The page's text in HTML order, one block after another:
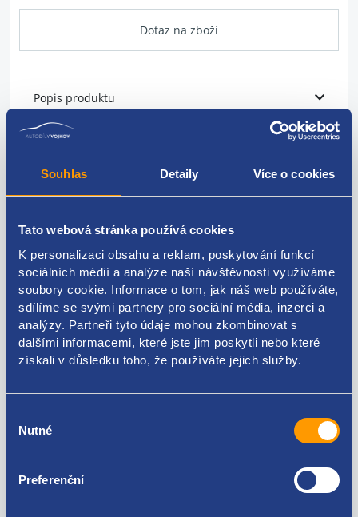
Souhlas Detaily Více o cookies
Tato webová stránka používá cookies
K personalizaci obsahu a reklam, poskytování funkcí
sociálních médií a analýze naší návštěvnosti využíváme
soubory cookie. Informace o tom, jak náš web používáte,
sdílíme se svými partnery pro sociální média, inzerci a
analýzy. Partneři tyto údaje mohou zkombinovat s
dalšími informacemi, které jste jim poskytli nebo které
získali v důsledku toho, že používáte jejich služby.
souhlasu
Nutné
Preferenční
Dotaz na zboží
Popis produktu
originální číslo Dacia / Renault: 175200117R
Kódy produktu
175200117R
Použitelné pro vozy
Dacia Duster 2017 - 1.6 SCe - H4M